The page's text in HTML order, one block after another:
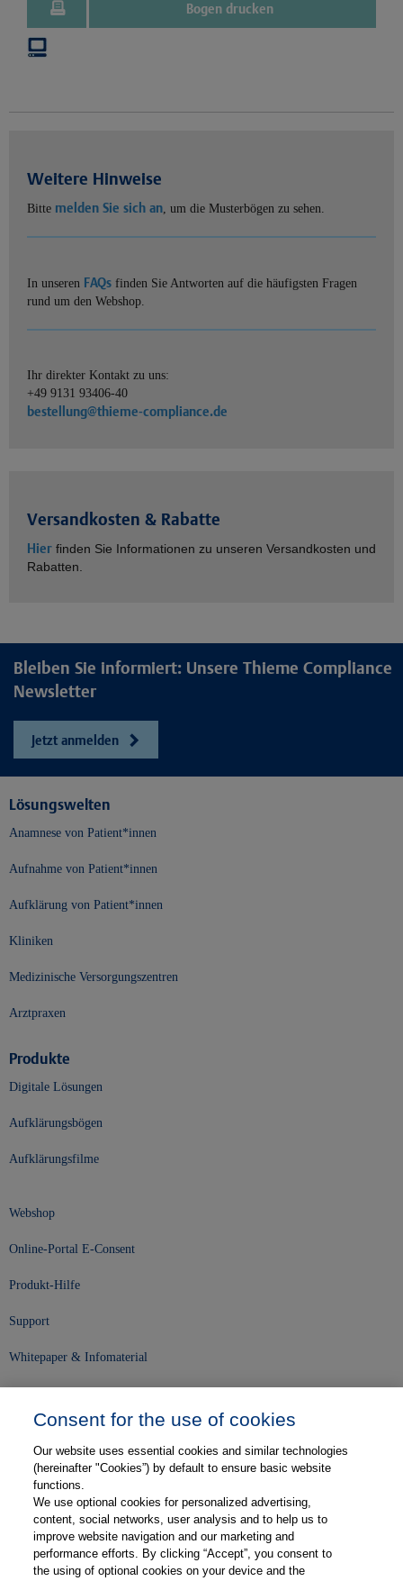
Bogen drucken
Weitere Hinweise
Bitte melden Sie sich an, um die Musterbögen zu sehen.
In unseren FAQs finden Sie Antworten auf die häufigsten Fragen
rund um den Webshop.
Ihr direkter Kontakt zu uns:
+49 9131 93406-40
bestellung@thieme-compliance.de
Versandkosten & Rabatte
Hier finden Sie Informationen zu unseren Versandkosten und
Rabatten.
Bleiben Sie informiert: Unsere Thieme Compliance
Newsletter
Jetzt anmelden
Lösungswelten
Anamnese von Patient*innen
Aufnahme von Patient*innen
Aufklärung von Patient*innen
Kliniken
Medizinische Versorgungszentren
Arztpraxen
Produkte
Digitale Lösungen
Aufklärungsbögen
Aufklärungsfilme
Webshop
Online-Portal E-Consent
Produkt-Hilfe
Support
Whitepaper & Infomaterial
Karriere
Kontakt
Web-Semniare
Anwenderberichte
Consent for the use of cookies
Our website uses essential cookies and similar technologies
(hereinafter "Cookies”) by default to ensure basic website
functions.
We use optional cookies for personalized advertising,
content, social networks, user analysis and to help us to
improve website navigation and our marketing and
performance efforts. By clicking “Accept”, you consent to
the using of optional cookies on your device and the